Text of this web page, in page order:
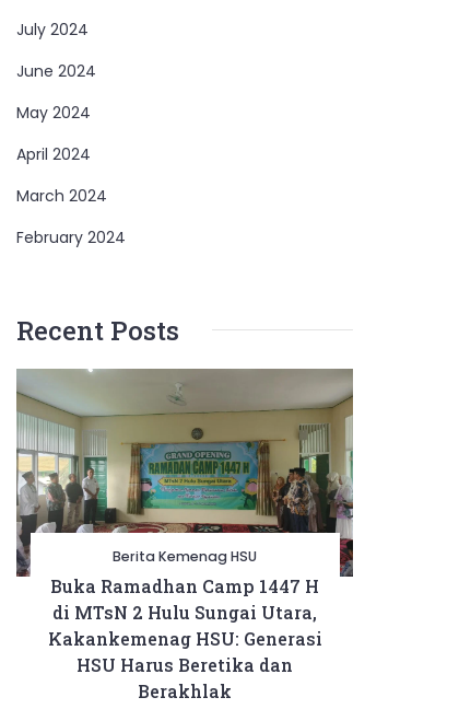
July 2024
June 2024
May 2024
April 2024
March 2024
February 2024
Recent Posts
Berita Kemenag HSU
Buka Ramadhan Camp 1447 H
di MTsN 2 Hulu Sungai Utara,
Kakankemenag HSU: Generasi
HSU Harus Beretika dan
Berakhlak